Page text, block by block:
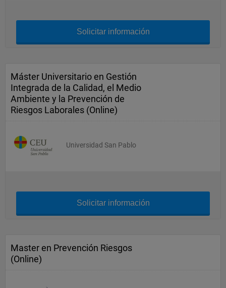
Solicitar información
Máster Universitario en Gestión
Integrada de la Calidad, el Medio
Ambiente y la Prevención de
Riesgos Laborales (Online)
Universidad San Pablo
Solicitar información
Master en Prevención Riesgos
(Online)